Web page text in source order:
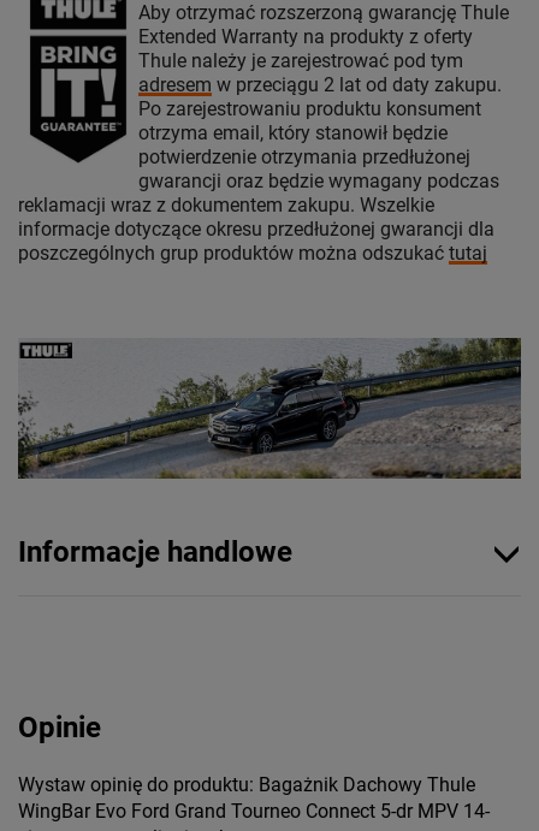
Aby otrzymać rozszerzoną gwarancję Thule
Extended Warranty na produkty z oferty
Thule należy je zarejestrować pod tym
adresem w przeciągu 2 lat od daty zakupu.
Po zarejestrowaniu produktu konsument
otrzyma email, który stanowił będzie
potwierdzenie otrzymania przedłużonej
gwarancji oraz będzie wymagany podczas
reklamacji wraz z dokumentem zakupu. Wszelkie
informacje dotyczące okresu przedłużonej gwarancji dla
poszczególnych grup produktów można odszukać tutaj
Informacje handlowe
Opinie
Wystaw opinię do produktu: Bagażnik Dachowy Thule
WingBar Evo Ford Grand Tourneo Connect 5-dr MPV 14-